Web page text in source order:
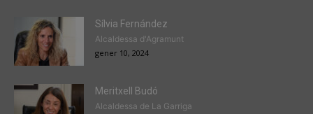
Sílvia Fernández
Alcaldessa d'Agramunt
gener 10, 2024
Meritxell Budó
Alcaldessa de La Garriga